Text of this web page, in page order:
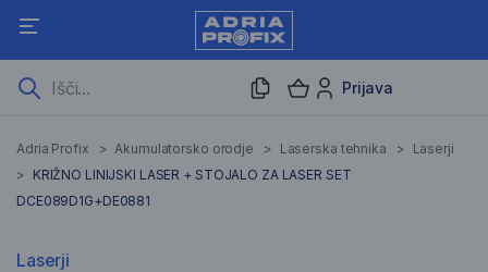
Prijava
Adria Profix > Akumulatorsko orodje > Laserska tehnika > Laserji
> KRIŽNO LINIJSKI LASER + STOJALO ZA LASER SET
DCE089D1G+DE0881
Laserji